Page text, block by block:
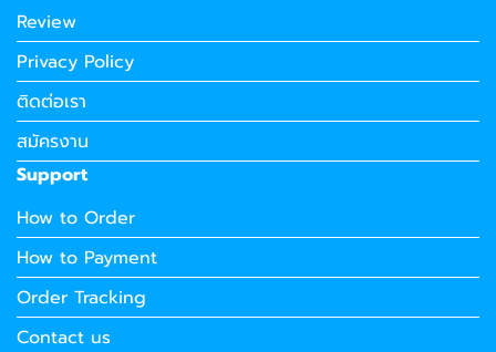
Review
Privacy Policy
ติดต่อเรา
สมัครงาน
Support
How to Order
How to Payment
Order Tracking
Contact us